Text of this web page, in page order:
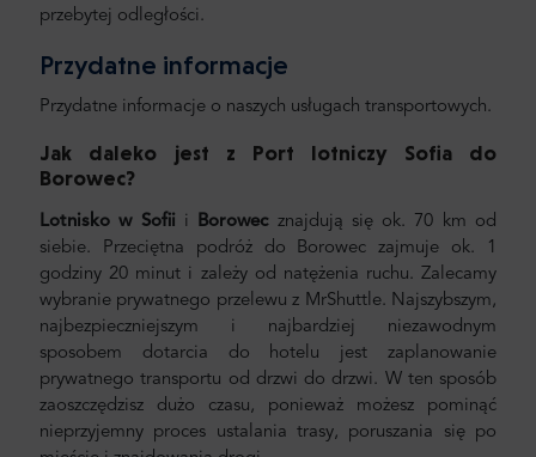
przebytej odległości.
Przydatne informacje
Przydatne informacje o naszych usługach transportowych.
Jak daleko jest z Port lotniczy Sofia do
Borowec?
Lotnisko w Sofii i Borowecznajdują się ok. 70 km od
siebie. Przeciętna podróż do Borowec zajmuje ok. 1
godziny 20 minut i zależy od natężenia ruchu. Zalecamy
wybranie prywatnego przelewu z MrShuttle. Najszybszym,
najbezpieczniejszym i najbardziej niezawodnym
sposobem dotarcia do hotelu jest zaplanowanie
prywatnego transportu od drzwi do drzwi. W ten sposób
zaoszczędzisz dużo czasu, ponieważ możesz pominąć
nieprzyjemny proces ustalania trasy, poruszania się po